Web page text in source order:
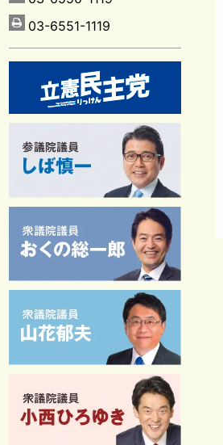
03-6551-1119